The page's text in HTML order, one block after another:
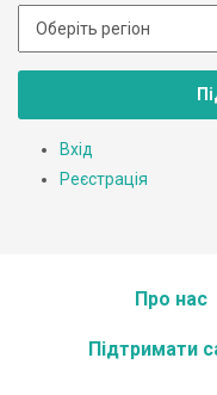
Вхід
Реєстрація
Про нас
Підтримати